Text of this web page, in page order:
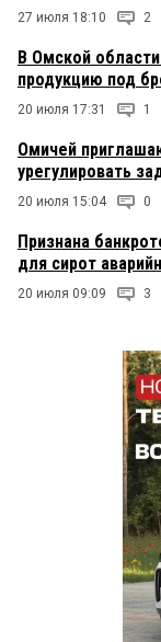
27 июля 18:10 2
В Омской
продукцию под
20 июля 17:31 1
Омичей
урегулировать
20 июля 15:04 0
Признана
для сирот
20 июля 09:09 3